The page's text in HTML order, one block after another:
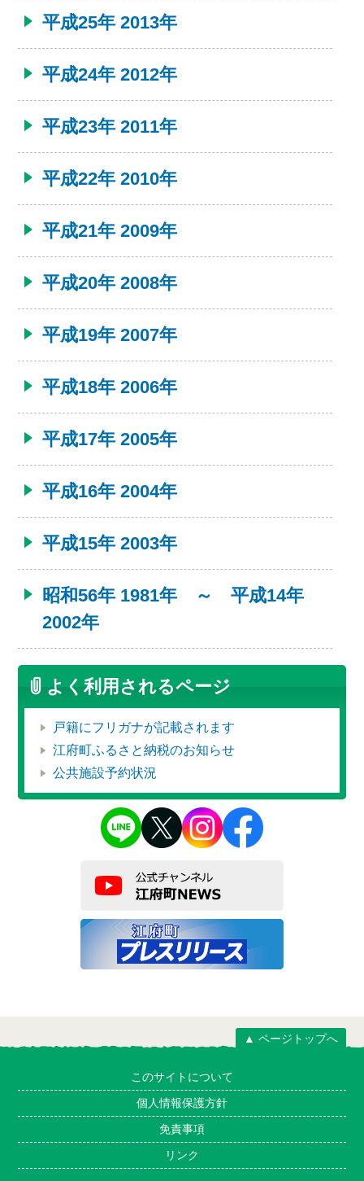
平成25年 2013年
平成24年 2012年
平成23年 2011年
平成22年 2010年
平成21年 2009年
平成20年 2008年
平成19年 2007年
平成18年 2006年
平成17年 2005年
平成16年 2004年
平成15年 2003年
昭和56年 1981年 ～ 平成14年
2002年
よく利用されるページ
戸籍にフリガナが記載されます
江府町ふるさと納税のお知らせ
公共施設予約状況
▲ ページトップへ
このサイトについて
個人情報保護方針
免責事項
リンク